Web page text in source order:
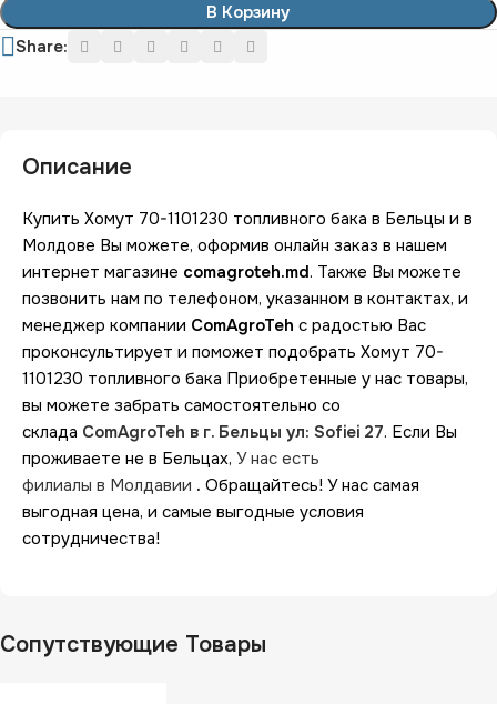
В Корзину
Share:
Описание
Купить Хомут 70-1101230 топливного бака в Бельцы и в
Молдове Вы можете, оформив онлайн заказ в нашем
интернет магазине comagroteh.md. Также Вы можете
позвонить нам по телефоном, указанном в контактах, и
менеджер компании ComAgroTeh с радостью Вас
проконсультирует и поможет подобрать Хомут 70-
1101230 топливного бака Приобретенные у нас товары,
вы можете забрать самостоятельно со
склада ComAgroTeh в г. Бельцы ул: Sofiei 27. Если Вы
проживаете не в Бельцах, У нас есть
филиалы в Молдавии . Обращайтесь! У нас самая
выгодная цена, и самые выгодные условия
сотрудничества!
Сопутствующие Товары